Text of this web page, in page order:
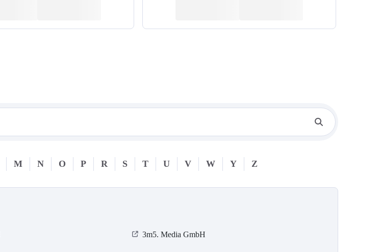
M N O P R S T U V W Y Z
3m5. Media GmbH